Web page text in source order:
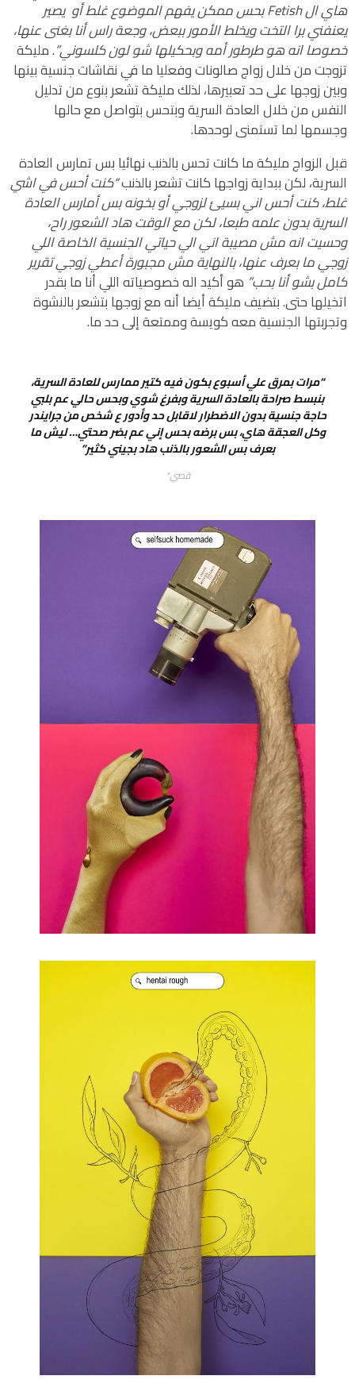
هاي ال Fetish بحس ممكن يفهم الموضوع غلط أو يصير
يعنفني برا التخت ويخلط الأمور ببعض، وجعة راس أنا بغنى عنها،
خصوصا انه هو طرطور أمه وبحكيلها شو لون كلسوني”. مليكة
تزوجت من خلال زواج صالونات وفعليا ما في نقاشات جنسية بينها
وبين زوجها على حد تعبيرها، لذلك مليكة تشعر بنوع من تدليل
النفس من خلال العادة السرية وبتحس بتواصل مع حالها
وجسمها لما تستمنى لوحدها.
قبل الزواج مليكة ما كانت تحس بالذنب نهائيا بس تمارس العادة
السرية، لكن ببداية زواجها كانت تشعر بالذنب“كنت أحس في اشي
غلط، كنت أحس اني بسيئ لزوجي أو بخونه بس أمارس العادة
السرية بدون علمه طبعا، لكن مع الوقت هاد الشعور راح،
وحسيت انه مش مصيبة اني الي حياتي الجنسية الخاصة اللي
زوجي ما بعرف عنها، بالنهاية مش مجبورة أعطي زوجي تقرير
كامل بشو أنا بحب” هو أكيد اله خصوصياته اللي أنا ما بقدر
اتخيلها حتى. بتضيف مليكة أيضا أنه مع زوجها بتشعر بالنشوة
وتجربتها الجنسية معه كويسة وممتعة إلى حد ما.
“مرات بمرق علي أسبوع بكون فيه كتير ممارس للعادة السرية،
بنبسط صراحة بالعادة السرية وبفرغ شوي وبحس حالي عم بلبي
حاجة جنسية بدون الاضطرار لاقابل حد وأدور ع شخص من جرايندر
وكل العجقة هاي، بس برضه بحس إني عم بضر صحتي… ليش ما
بعرف بس الشعور بالذنب هاد بجيني كثير”
قصي*